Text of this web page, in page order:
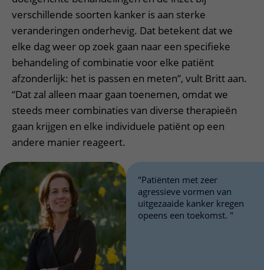
verschillende soorten kanker is aan sterke
veranderingen onderhevig. Dat betekent dat we
elke dag weer op zoek gaan naar een specifieke
behandeling of combinatie voor elke patiënt
afzonderlijk: het is passen en meten”, vult Britt aan.
“Dat zal alleen maar gaan toenemen, omdat we
steeds meer combinaties van diverse therapieën
gaan krijgen en elke individuele patiënt op een
andere manier reageert.
"Patiënten met zeer
agressieve vormen van
uitgezaaide kanker kregen
opeens een toekomst. "